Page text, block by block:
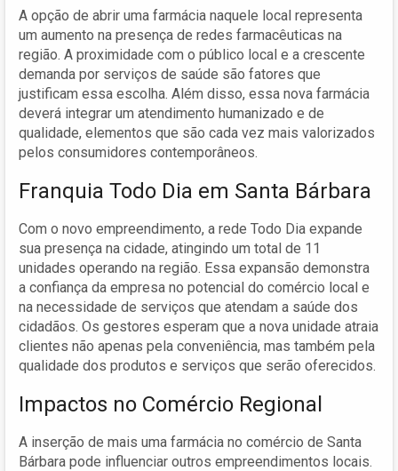
A opção de abrir uma farmácia naquele local representa
um aumento na presença de redes farmacêuticas na
região. A proximidade com o público local e a crescente
demanda por serviços de saúde são fatores que
justificam essa escolha. Além disso, essa nova farmácia
deverá integrar um atendimento humanizado e de
qualidade, elementos que são cada vez mais valorizados
pelos consumidores contemporâneos.
Franquia Todo Dia em Santa Bárbara
Com o novo empreendimento, a rede Todo Dia expande
sua presença na cidade, atingindo um total de 11
unidades operando na região. Essa expansão demonstra
a confiança da empresa no potencial do comércio local e
na necessidade de serviços que atendam a saúde dos
cidadãos. Os gestores esperam que a nova unidade atraia
clientes não apenas pela conveniência, mas também pela
qualidade dos produtos e serviços que serão oferecidos.
Impactos no Comércio Regional
A inserção de mais uma farmácia no comércio de Santa
Bárbara pode influenciar outros empreendimentos locais.